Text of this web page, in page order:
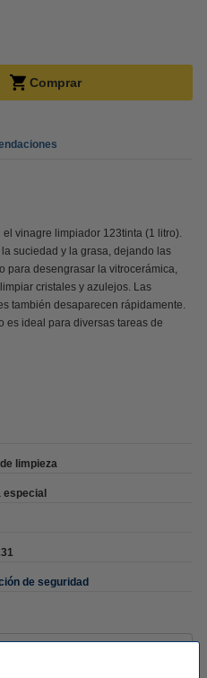
Comprar
vinagre limpiador 123tinta (1 litro).
suciedad y la grasa, dejando las
para desengrasar la vitrocerámica,
cristales y azulejos. Las
también desaparecen rápidamente.
es ideal para diversas tareas de
limpieza
especial
de seguridad
- 5 litros